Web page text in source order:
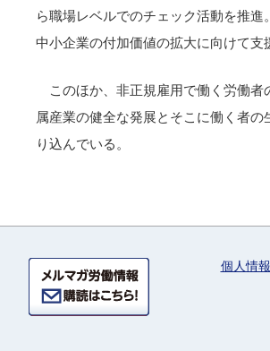
ら職場レベルでのチェック活動を推
中小企業の付加価値の拡大に向けて支
このほか、非正規雇用で働く労働
属産業の健全な発展とそこに働く者
り込んでいる。
個人情